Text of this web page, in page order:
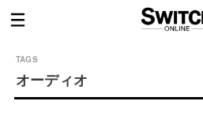
オーディオ